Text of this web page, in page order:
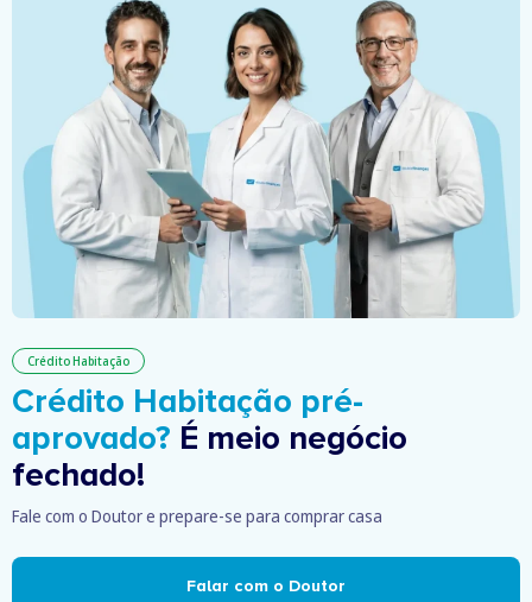
Crédito Habitação
Crédito Habitação pré-
aprovado? É meio negócio
fechado!
Fale com o Doutor e prepare-se para comprar casa
Falar com o Doutor